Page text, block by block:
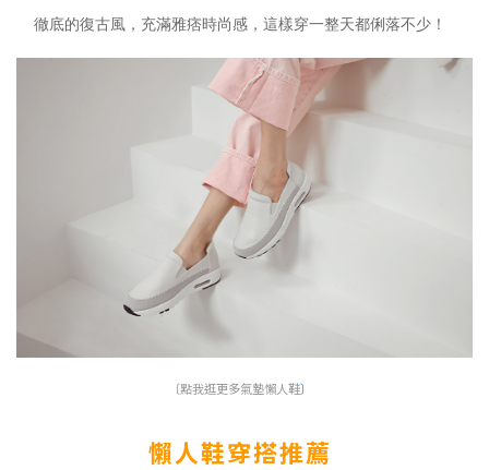
徹底的復古風，充滿雅痞時尚感，這樣穿一整天都俐落不少！
〔點我逛更多氣墊懶人鞋〕
懶人鞋穿搭推薦